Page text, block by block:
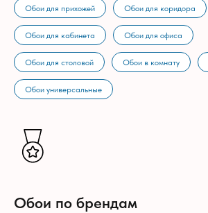
Обои для прихожей Обои для коридора
Обои для кабинета Обои для офиса
Обои для столовой Обои в комнату
Обои универсальные
Обои по брендам